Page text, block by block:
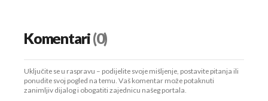
Komentari(0)
Uključite se u raspravu – podijelite svoje mišljenje, postavite pitanja ili
ponudite svoj pogled na temu. Vaš komentar može potaknuti
zanimljiv dijalog i obogatiti zajednicu našeg portala.